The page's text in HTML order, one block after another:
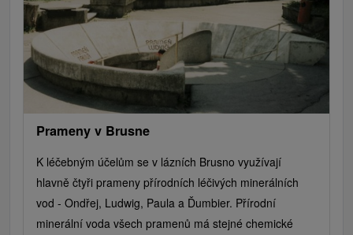
Túry a turistické chodníky
Kaštiele
Sakrálne miesta
Plte, rafting, splavy
Architektonické stavby
Lyžiarske strediská
Golfové ihriská
Motokárové dráhy
Amfiteátre a kiná v prírode
Vínne cesty
Cyklotrasy
Prameny v Brusne
K léčebným účelům se v lázních Brusno využívají
hlavně čtyři prameny přírodních léčivých minerálních
vod - Ondřej, Ludwig, Paula a Ďumbier. Přírodní
minerální voda všech pramenů má stejné chemické